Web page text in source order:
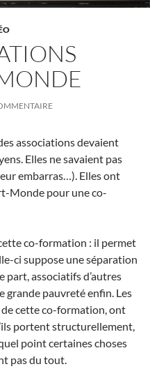
associations devaient
Elles ne savaient pas
embarras…). Elles ont
Monde pour une co-
co-formation : il permet
ci suppose une séparation
associatifs d’autres
grande pauvreté enfin. Les
cette co-formation, ont
portent structurellement,
point certaines choses
pas du tout.